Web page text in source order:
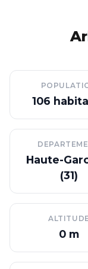
106
Haute-
(31)
ALTITUDE
0 m